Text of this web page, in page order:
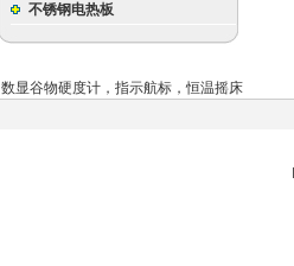
不锈钢电热板
数显谷物硬度计 ， 指示航标 ，恒温摇床